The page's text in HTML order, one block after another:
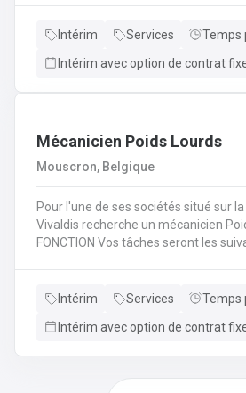
charge de différentes missions en
Intérim Services
Temps
Intérim avec option de contrat
Mécanicien Poids Lourds
Mouscron, Belgique
Pour l'une de ses sociétés situé sur
Vivaldis recherche un mécanicien
FONCTION Vos tâches seront les suivantes : Se charger du
Cela consiste à : - Inspecter le
avec précision les problèmes -
Intérim Services
Temps
Intérim avec option de contrat